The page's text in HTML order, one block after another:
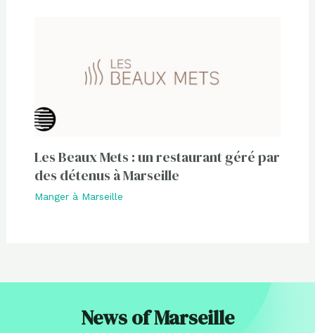
Les Beaux Mets : un restaurant géré par
des détenus à Marseille
Manger à Marseille
News of Marseille